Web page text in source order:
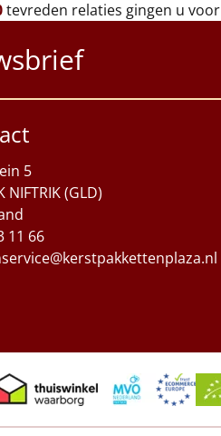
tevreden relaties gingen u voor
5
NIFTRIK (GLD)
11 66